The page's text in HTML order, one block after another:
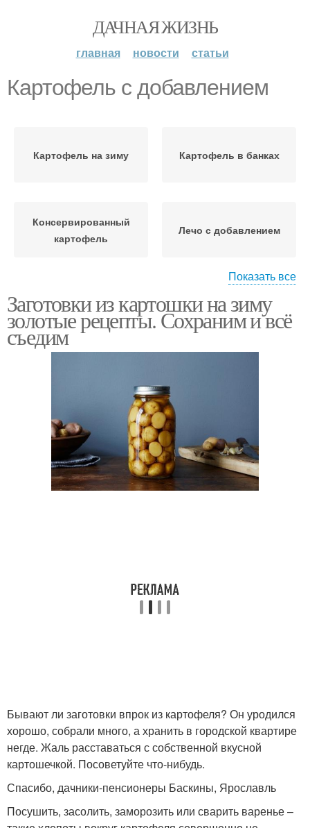
ДАЧНАЯ ЖИЗНЬ
главная новости статьи
Картофель с добавлением
Картофель на зиму Картофель в банках
Консервированный
картофель
Лечо с добавлением
Заготовки из картофеля Картофель на мангале
Показать все
Заготовки из картошки на зиму
золотые рецепты. Сохраним и всё
съедим
Бывают ли заготовки впрок из картофеля? Он уродился
хорошо, собрали много, а хранить в городской квартире
негде. Жаль расставаться с собственной вкусной
картошечкой. Посоветуйте что-нибудь.
Спасибо, дачники-пенсионеры Баскины, Ярославль
Посушить, засолить, заморозить или сварить варенье –